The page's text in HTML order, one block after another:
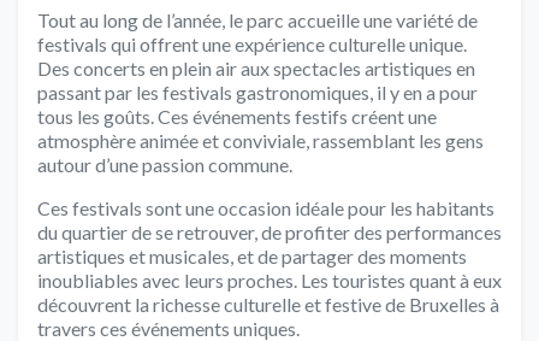
Tout au long de l’année, le parc accueille une variété de
festivals qui offrent une expérience culturelle unique.
Des concerts en plein air aux spectacles artistiques en
passant par les festivals gastronomiques, il y en a pour
tous les goûts. Ces événements festifs créent une
atmosphère animée et conviviale, rassemblant les gens
autour d’une passion commune.
Ces festivals sont une occasion idéale pour les habitants
du quartier de se retrouver, de profiter des performances
artistiques et musicales, et de partager des moments
inoubliables avec leurs proches. Les touristes quant à eux
découvrent la richesse culturelle et festive de Bruxelles à
travers ces événements uniques.